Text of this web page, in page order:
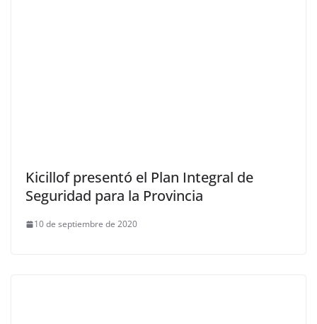
Kicillof presentó el Plan Integral de
Seguridad para la Provincia
10 de septiembre de 2020